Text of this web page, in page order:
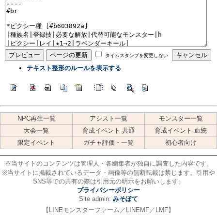
タイムスタンプを変更しない
テキスト整形のルールを表示する
NPC再生一覧 アシスト一覧
モンスター一覧
大会一覧
育成イベント-共通
育成イベント-血統
限定イベント
ガチャ評価・一覧 初心者向け
※当サイトのコンテンツは管理人・各編集者が独自に調査した内容です。
※当サイトに掲載されているデータ・画像等の無断転載は禁じます。引用や
SNS等での共有の際は引用元の明示をお願いします。
プライバシーポリシー
Site admin: みそぽて
【LINEモンスターファーム／LINEMF／LMF】